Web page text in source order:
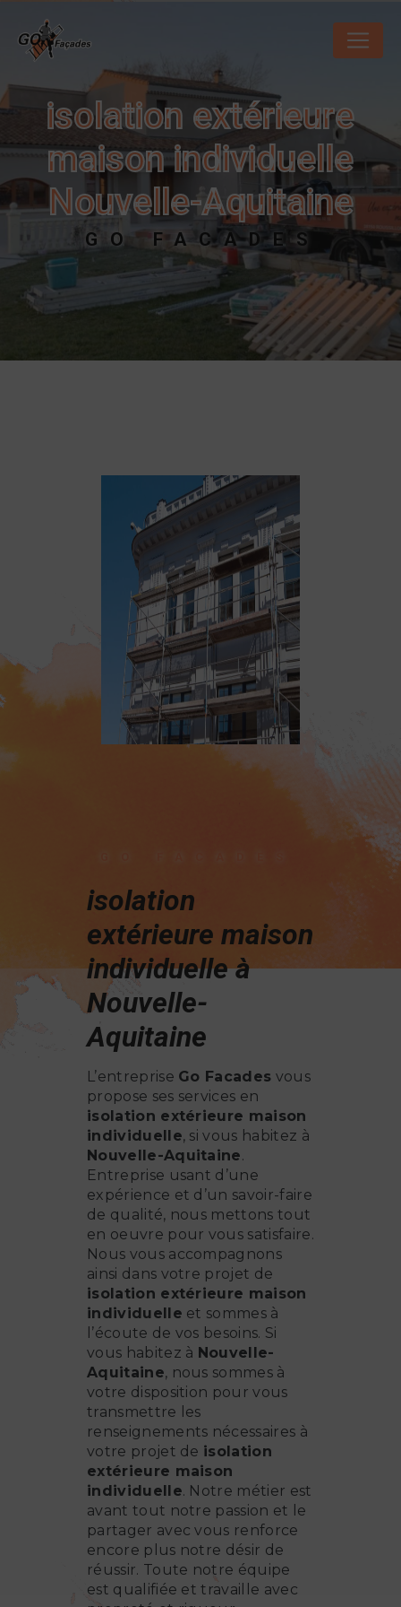
isolation extérieure
maison individuelle
Nouvelle-Aquitaine
GO FACADES
isolation
extérieure maison
individuelle à
Nouvelle-
Aquitaine
L’entreprise Go Facades vous
propose ses services en
isolation extérieure maison
individuelle, si vous habitez à
Nouvelle-Aquitaine.
Entreprise usant d’une
expérience et d’un savoir-faire
de qualité, nous mettons tout
en oeuvre pour vous satisfaire.
Nous vous accompagnons
ainsi dans votre projet de
isolation extérieure maison
individuelle et sommes à
l’écoute de vos besoins. Si
vous habitez à Nouvelle-
Aquitaine, nous sommes à
votre disposition pour vous
transmettre les
renseignements nécessaires à
votre projet de isolation
extérieure maison
individuelle. Notre métier est
avant tout notre passion et le
partager avec vous renforce
encore plus notre désir de
réussir. Toute notre équipe
est qualifiée et travaille avec